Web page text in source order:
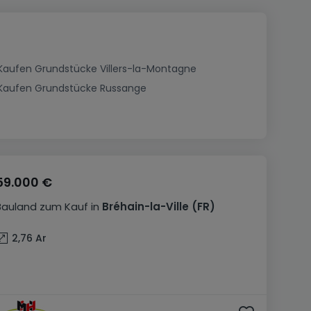
Grundstücke Villers-la-Montagne
Grundstücke Russange
zum Kauf in Bréhain-la-Ville (FR)
€
2,76 Ar